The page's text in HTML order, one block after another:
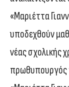
«Μαριέττα
υποδεχθούν
νέας σχολικής
πρωθυπουργός